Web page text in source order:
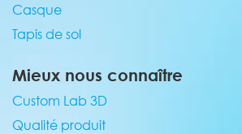
Casque
Tapis de sol
Mieux nous connaître
Custom Lab 3D
Qualité produit